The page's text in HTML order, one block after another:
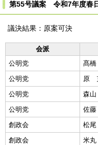
第55号議案 令和7年度春
議決結果：原案可決
会派
公明党
髙
公明党
原
公明党
森
公明党
佐
創政会
松
創政会
米